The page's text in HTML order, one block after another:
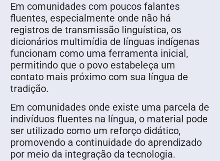
Em comunidades com poucos falantes
fluentes, especialmente onde não há
registros de transmissão linguística, os
dicionários multimídia de línguas indígenas
funcionam como uma ferramenta inicial,
permitindo que o povo estabeleça um
contato mais próximo com sua língua de
tradição.
Em comunidades onde existe uma parcela de
indivíduos fluentes na língua, o material pode
ser utilizado como um reforço didático,
promovendo a continuidade do aprendizado
por meio da integração da tecnologia.